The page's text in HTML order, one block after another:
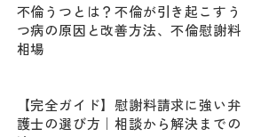
不倫うつとは？不倫が引き起こすう
つ病の原因と改善方法、不倫慰謝料
相場
【完全ガイド】慰謝料請求に強い弁
護士の選び方｜相談から解決までの